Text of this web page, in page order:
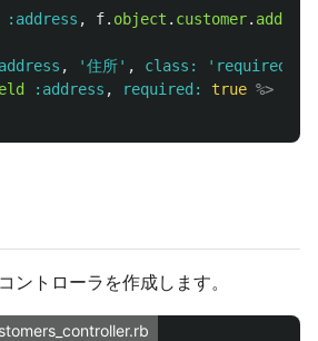
:address , f. object . customer. address
, '住所' , class: 'required'
:address , required: true %>
ントローラを作成します。